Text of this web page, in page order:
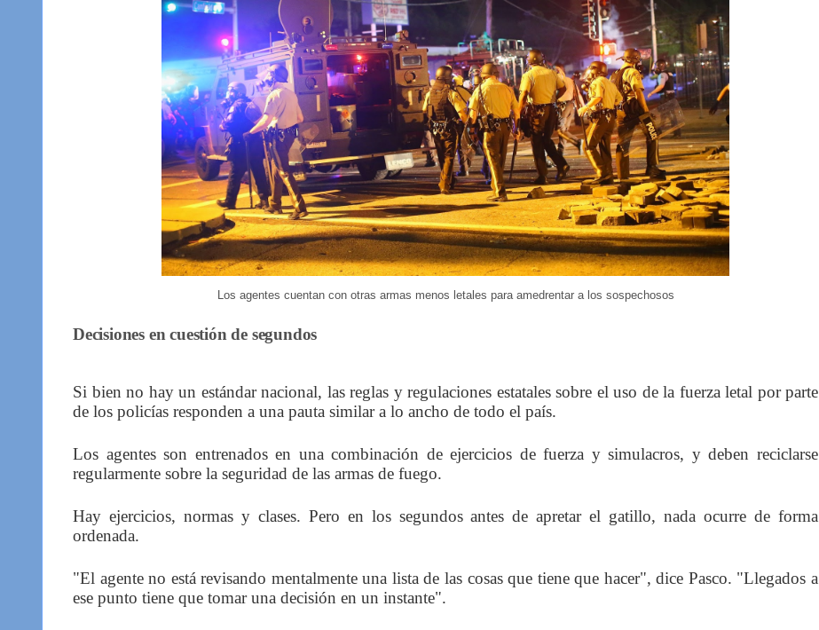
Los agentes cuentan con otras armas menos letales para amedrentar a los sospechosos
Decisiones en cuestión de segundos
Si bien no hay un estándar nacional, las reglas y regulaciones estatales sobre el uso de la fuerza letal por parte
de los policías responden a una pauta similar a lo ancho de todo el país.
Los agentes son entrenados en una combinación de ejercicios de fuerza y simulacros, y deben reciclarse
regularmente sobre la seguridad de las armas de fuego.
Hay ejercicios, normas y clases. Pero en los segundos antes de apretar el gatillo, nada ocurre de forma
ordenada.
"El agente no está revisando mentalmente una lista de las cosas que tiene que hacer", dice Pasco. "Llegados a
ese punto tiene que tomar una decisión en un instante".